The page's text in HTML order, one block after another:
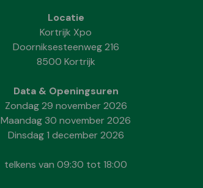
Locatie
Kortrijk Xpo
Doorniksesteenweg 216
8500 Kortrijk
Data & Openingsuren
Zondag 29 november 2026
Maandag 30 november 2026
Dinsdag 1 december 2026
telkens van 09:30 tot 18:00